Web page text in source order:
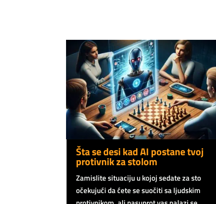
Šta se desi kad AI postane tvoj
protivnik za stolom
Zamislite situaciju u kojoj sedate za sto
očekujući da ćete se suočiti sa ljudskim